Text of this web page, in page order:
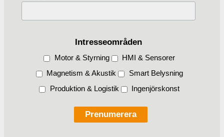
Intresseområden
Motor & Styrning
HMI & Sensorer
Magnetism & Akustik
Smart Belysning
Produktion & Logistik
Ingenjörskonst